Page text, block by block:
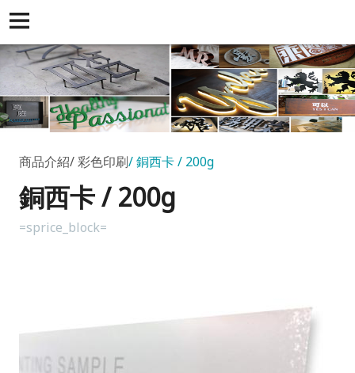
商品介紹 彩色印刷 銅西卡 / 200g
銅西卡 / 200g
=sprice_block=